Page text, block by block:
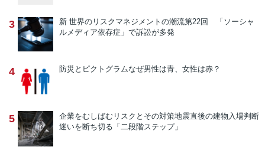
3 新 世界のリスクマネジメントの潮流第22回 「ソーシャ
ルメディア依存症」で訴訟が多発
4 防災とピクトグラムなぜ男性は青、女性は赤？
5 企業をむしばむリスクとその対策地震直後の建物入場判断
迷いを断ち切る「二段階ステップ」